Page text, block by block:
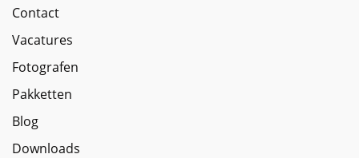
Contact
Vacatures
Fotografen
Pakketten
Blog
Downloads